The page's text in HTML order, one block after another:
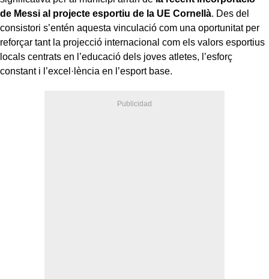
de Messi al projecte esportiu de la UE Cornellà. Des del
consistori s’entén aquesta vinculació com una oportunitat per
reforçar tant la projecció internacional com els valors esportius
locals centrats en l’educació dels joves atletes, l’esforç
constant i l’excel·lència en l’esport base.